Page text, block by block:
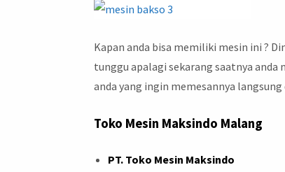
Kapan anda bisa memiliki mesin ini ?
tunggu apalagi sekarang saatnya
anda yang ingin memesannya
Toko Mesin Maksindo Malang
PT. Toko Mesin Maksindo